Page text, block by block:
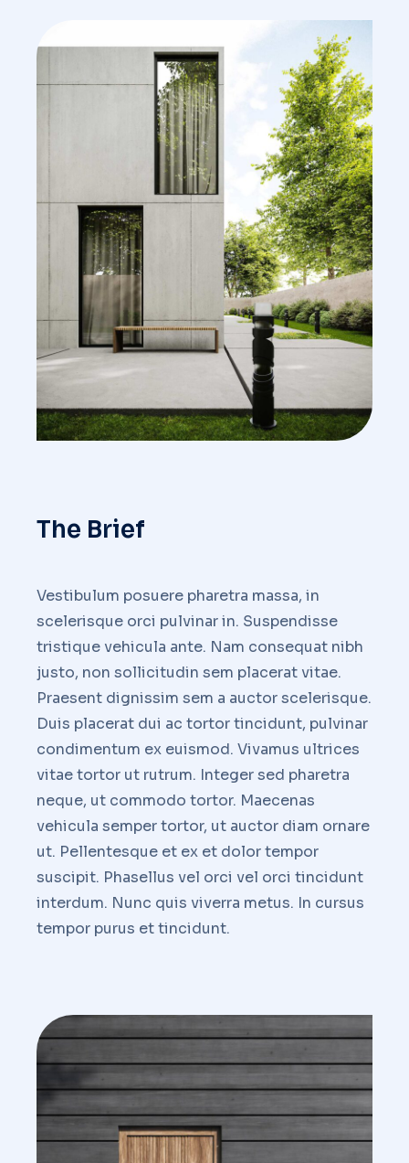
The Brief
Vestibulum posuere pharetra massa, in
scelerisque orci pulvinar in. Suspendisse
tristique vehicula ante. Nam consequat nibh
justo, non sollicitudin sem placerat vitae.
Praesent dignissim sem a auctor scelerisque.
Duis placerat dui ac tortor tincidunt, pulvinar
condimentum ex euismod. Vivamus ultrices
vitae tortor ut rutrum. Integer sed pharetra
neque, ut commodo tortor. Maecenas
vehicula semper tortor, ut auctor diam ornare
ut. Pellentesque et ex et dolor tempor
suscipit. Phasellus vel orci vel orci tincidunt
interdum. Nunc quis viverra metus. In cursus
tempor purus et tincidunt.